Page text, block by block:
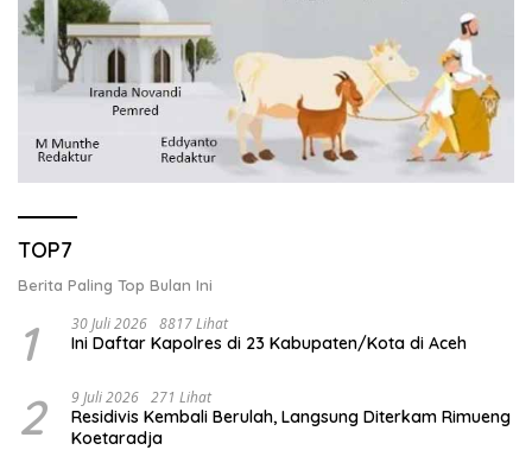
TOP7
Berita Paling Top Bulan Ini
1 30 Juli 2026 8817 Lihat
Ini Daftar Kapolres di 23 Kabupaten/Kota di Aceh
2 9 Juli 2026 271 Lihat
Residivis Kembali Berulah, Langsung Diterkam Rimueng
Koetaradja